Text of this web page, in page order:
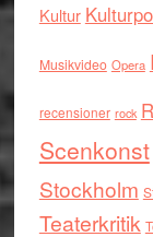
Kultur
Musikvideo Opera
recensioner rock
Scenkonst
Stockholm
Teaterkritik